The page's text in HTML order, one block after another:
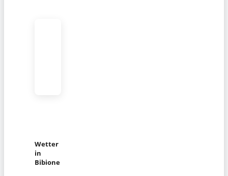
Wetter
in
Bibione